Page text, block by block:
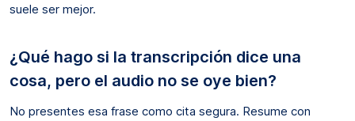
suele ser mejor.
¿Qué hago si la transcripción dice una
cosa, pero el audio no se oye bien?
No presentes esa frase como cita segura. Resume con